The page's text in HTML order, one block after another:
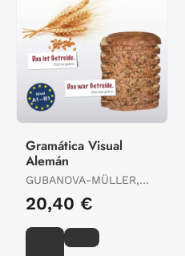
Gramática Visual
Alemán
GUBANOVA-MÜLLER,
IRINA / TOMMADDI,
FEDERICA
20,40 €